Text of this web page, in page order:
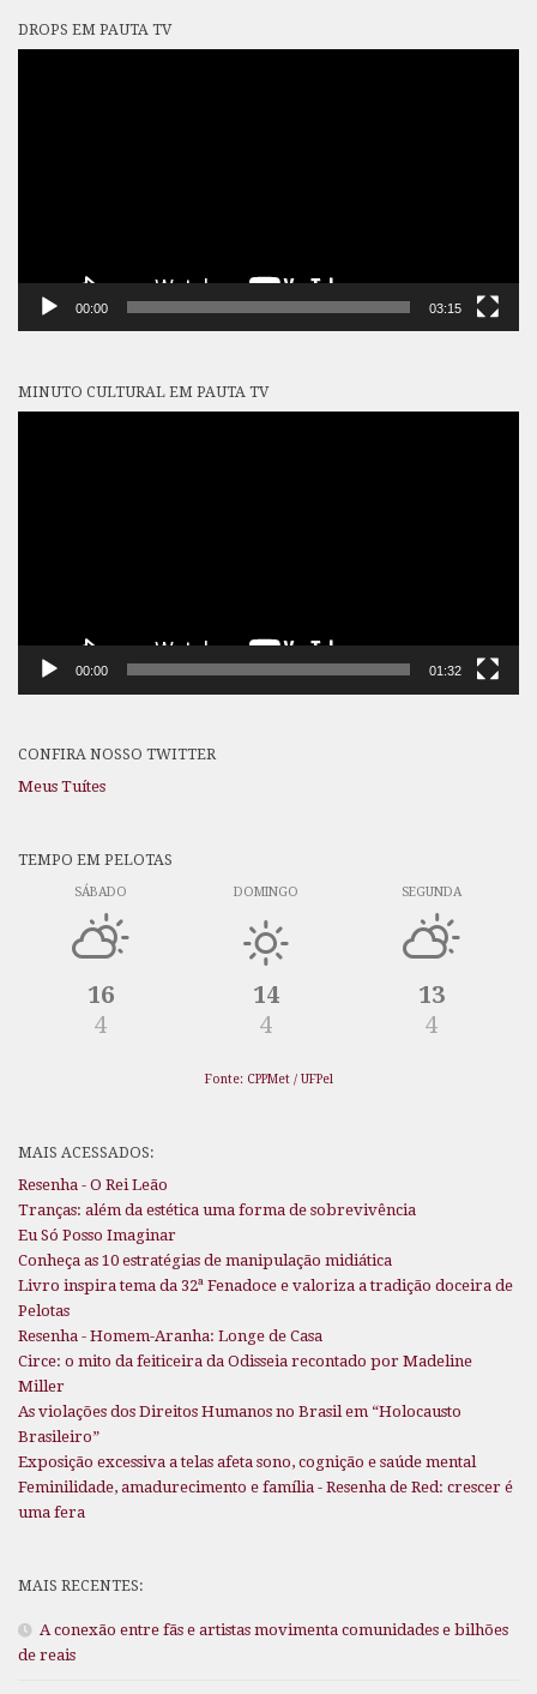
DROPS EM PAUTA TV
00:00 03:15
MINUTO CULTURAL EM PAUTA TV
00:00 01:32
CONFIRA NOSSO TWITTER
Meus Tuítes
TEMPO EM PELOTAS
SÁBADO
16
4
DOMINGO
14
4
SEGUNDA
13
4
Fonte: CPPMet / UFPel
MAIS ACESSADOS:
Resenha - O Rei Leão
Tranças: além da estética uma forma de sobrevivência
Eu Só Posso Imaginar
Conheça as 10 estratégias de manipulação midiática
Livro inspira tema da 32ª Fenadoce e valoriza a tradição doceira de
Pelotas
Resenha - Homem-Aranha: Longe de Casa
Circe: o mito da feiticeira da Odisseia recontado por Madeline
Miller
As violações dos Direitos Humanos no Brasil em “Holocausto
Brasileiro”
Exposição excessiva a telas afeta sono, cognição e saúde mental
Feminilidade, amadurecimento e família - Resenha de Red: crescer é
uma fera
MAIS RECENTES:
A conexão entre fãs e artistas movimenta comunidades e bilhões
de reais